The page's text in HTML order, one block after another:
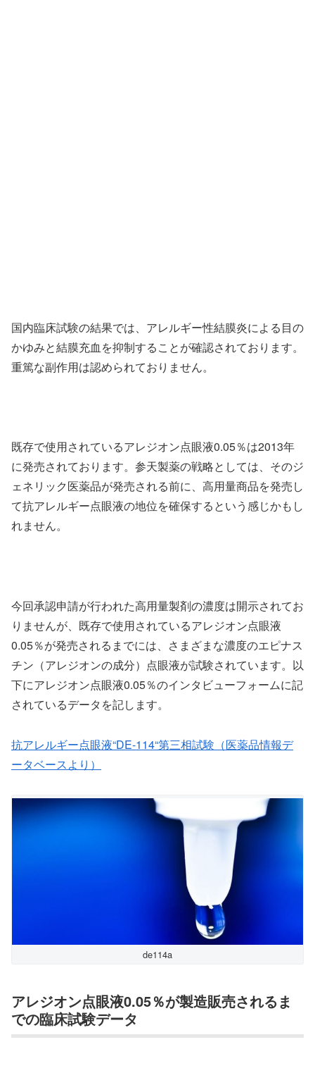
国内臨床試験の結果では、アレルギー性結膜炎による目の
かゆみと結膜充血を抑制することが確認されております。
重篤な副作用は認められておりません。
既存で使用されているアレジオン点眼液0.05％は2013年
に発売されております。参天製薬の戦略としては、そのジ
ェネリック医薬品が発売される前に、高用量商品を発売し
て抗アレルギー点眼液の地位を確保するという感じかもし
れません。
今回承認申請が行われた高用量製剤の濃度は開示されてお
りませんが、既存で使用されているアレジオン点眼液
0.05％が発売されるまでには、さまざまな濃度のエピナス
チン（アレジオンの成分）点眼液が試験されています。以
下にアレジオン点眼液0.05％のインタビューフォームに記
されているデータを記します。
抗アレルギー点眼液“DE-114“第三相試験（医薬品情報デ
ータベースより）
de114a
アレジオン点眼液0.05％が製造販売されるま
での臨床試験データ